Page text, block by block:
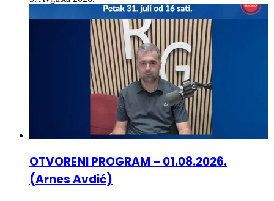
OTVORENI PROGRAM – 01.08.2026.
(Arnes Avdić)
3. Avgusta 2026.